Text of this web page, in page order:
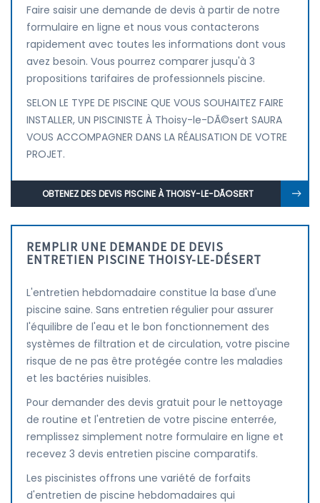
Faire saisir une demande de devis à partir de notre
formulaire en ligne et nous vous contacterons
rapidement avec toutes les informations dont vous
avez besoin. Vous pourrez comparer jusqu'à 3
propositions tarifaires de professionnels piscine.
SELON LE TYPE DE PISCINE QUE VOUS SOUHAITEZ FAIRE
INSTALLER, UN PISCINISTE À Thoisy-le-DÃ©sert SAURA
VOUS ACCOMPAGNER DANS LA RÉALISATION DE VOTRE
PROJET.
OBTENEZ DES DEVIS PISCINE À THOISY-LE-DÃ©SERT
REMPLIR UNE DEMANDE DE DEVIS
ENTRETIEN PISCINE THOISY-LE-DÉSERT
L'entretien hebdomadaire constitue la base d'une
piscine saine. Sans entretien régulier pour assurer
l'équilibre de l'eau et le bon fonctionnement des
systèmes de filtration et de circulation, votre piscine
risque de ne pas être protégée contre les maladies
et les bactéries nuisibles.
Pour demander des devis gratuit pour le nettoyage
de routine et l'entretien de votre piscine enterrée,
remplissez simplement notre formulaire en ligne et
recevez 3 devis entretien piscine comparatifs.
Les piscinistes offrons une variété de forfaits
d'entretien de piscine hebdomadaires qui